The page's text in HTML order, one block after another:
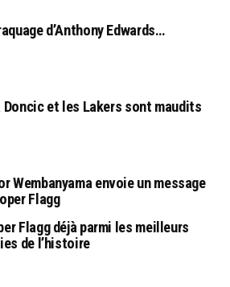
d’Anthony Edwards…
Doncic et les Lakers sont maudits
Wembanyama envoie un message
Flagg
Flagg déjà parmi les meilleurs
de l’histoire